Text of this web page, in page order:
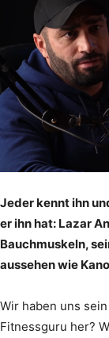
Jeder kennt ihn
er ihn hat: Lazar
Bauchmuskeln,
aussehen wie
Wir haben uns
Fitnessguru her?